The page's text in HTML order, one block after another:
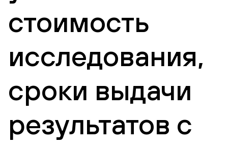
стоимость
исследования,
сроки выдачи
результатов с